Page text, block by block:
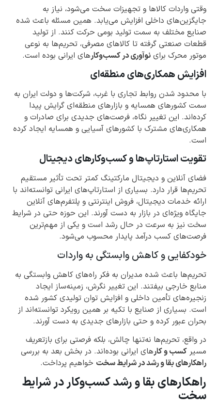
وقتی واردات کالاها و تجهیزات سخت می‌شود، نیاز به
جایگزین‌های داخلی افزایش می‌یابد. همین مسئله باعث شده
صنایع مختلف به سمت تولید بومی حرکت کنند. از تولید
قطعات صنعتی گرفته تا کالاهای مصرفی، تحریم‌ها به نوعی
موتور محرک برای نوآوری در کسب‌وکار‌های ایرانی بوده است.
افزایش همکاری‌های منطقه‌ای
با محدود شدن روابط تجاری با غرب، شرکت‌ها و دولت ایران به
سمت کشورهای همسایه و بازارهای منطقه‌ای گرایش پیدا
کرده‌اند. این تغییر نگاه، فرصت‌های جدیدی برای صادرات و
همکاری‌های مشترک با کشورهای آسیایی و همسایه ایجاد کرده
است.
تقویت استارتاپ‌ها و کسب‌وکارهای دیجیتال
فضای آنلاین و دیجیتال مارکتینگ کمتر تحت تأثیر مستقیم
تحریم‌ها قرار دارد. بسیاری از استارتاپ‌های ایرانی توانسته‌اند با
ارائه خدمات دیجیتال، فروش اینترنتی و پلتفرم‌های آنلاین
جایگاه ویژه‌ای در بازار به دست آورند. این حوزه حتی در شرایط
سخت نیز به سرعت در حال رشد است و یکی از مهم‌ترین
فرصت‌های کسب درآمد پایدار محسوب می‌شود.
خودکفایی و کاهش وابستگی به واردات
تحریم‌ها باعث شده مدیران به فکر راه‌های کاهش وابستگی به
منابع خارجی بیفتند. این تغییر نگرش، زمینه‌ساز ایجاد
زنجیره‌های تأمین داخلی و افزایش توان تولیدی کشور شده
است. بسیاری از صنایع با تکیه بر همین رویکرد توانسته‌اند از
بحران عبور کرده و حتی بازارهای جدیدی به دست آورند.
در واقع، تحریم‌ها نه‌تنها چالش، بلکه فرصتی برای بازتعریف
مسیر کسب و کار‌های ایرانی بوده‌اند. در بخش بعد به بررسی
راهکارهای بقا و رشد در شرایط سخت خواهیم پرداخت.
راهکارهای بقا و رشد کسب‌وکار در شرایط
سخت